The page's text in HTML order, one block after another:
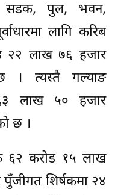
सडक, पुल, भवन,
लागि करिब
२२ लाख ७६ हजार
। त्यस्तै गल्याङ
लाख ५० हजार
छ ।
६२ करोड १५ लाख
पुँजीगत शिर्षकमा २४